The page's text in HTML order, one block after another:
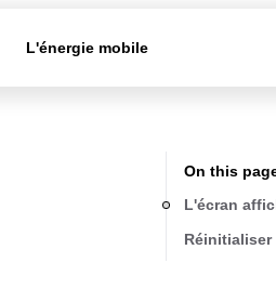
L'énergie mobile
On this
L'écran
Réinitialiser